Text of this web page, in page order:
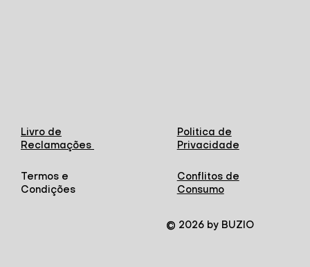
Livro de
Reclamações
Politica de
Privacidade
Termos e
Condições
Conflitos de
Consumo
© 2026 by BUZIO